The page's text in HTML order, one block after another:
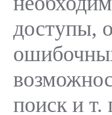
доступы,
поиск и т.